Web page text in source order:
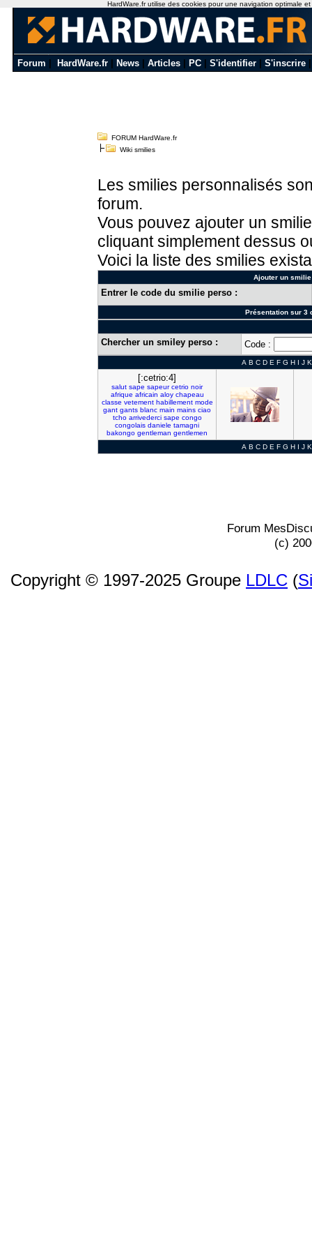
Forum HardWare.fr News Articles PC S'identifier S'inscrire
FORUM HardWare.fr
Wiki smilies
Les smilies personnalisés
forum.
Vous pouvez ajouter un
cliquant simplement dessus
Voici la liste des smilies
Ajouter un
Entrer le code du smilie perso :
Présentation sur 3
Chercher un smiley perso : Code :
A B C D E F G H I J K
[:cetrio:4]
salut sape sapeur cetrio noir
afrique africain aloy chapeau
classe vetement habillement mode
gant gants blanc main mains ciao
tcho arrivederci sape congo
congolais daniele tamagni
bakongo gentleman gentlemen
A B C D E F G H I J K
Forum
(c)
Copyright © 1997-2025 Groupe LDLC (
HardWare.fr utilise des cookies pour une navigation optimale